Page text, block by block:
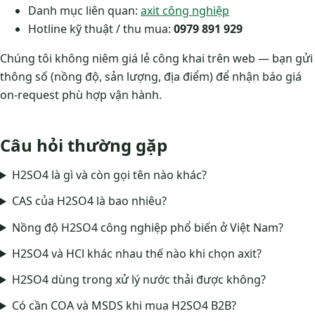
Danh mục liên quan: axit công nghiệp
Hotline kỹ thuật / thu mua: 0979 891 929
Chúng tôi không niêm giá lẻ công khai trên web — bạn gửi
thông số (nồng độ, sản lượng, địa điểm) để nhận báo giá
on-request phù hợp vận hành.
Câu hỏi thường gặp
H2SO4 là gì và còn gọi tên nào khác?
CAS của H2SO4 là bao nhiêu?
Nồng độ H2SO4 công nghiệp phổ biến ở Việt Nam?
H2SO4 và HCl khác nhau thế nào khi chọn axit?
H2SO4 dùng trong xử lý nước thải được không?
Có cần COA và MSDS khi mua H2SO4 B2B?